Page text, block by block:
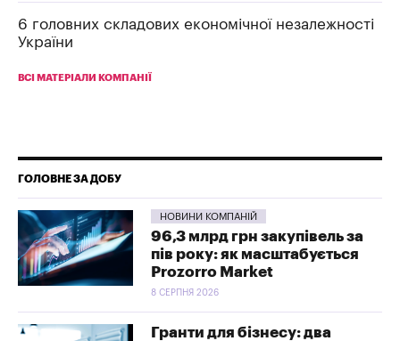
6 головних складових економічної незалежності
України
ВСІ МАТЕРІАЛИ КОМПАНІЇ
ГОЛОВНЕ ЗА ДОБУ
НОВИНИ КОМПАНІЙ
96,3 млрд грн закупівель за
пів року: як масштабується
Prozorro Market
8 СЕРПНЯ 2026
Гранти для бізнесу: два